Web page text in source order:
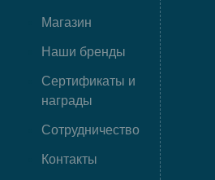
Магазин
Наши бренды
Сертификаты и
награды
Сотрудничество
Контакты